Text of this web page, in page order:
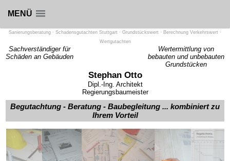
MENÜ
Sanierungsberatung · Schadensgutachten Stuttgart · Grundstückswert · Berechnung Verkehrswert ·
Wertgutachten
Sachverständiger für
Schäden an Gebäuden
Wertermittlung von
bebauten und unbebauten
Grundstücken
Stephan Otto
Dipl.-Ing. Architekt
Regierungsbaumeister
Begutachtung - Beratung - Baubegleitung ... kombiniert zu
Ihrem Vorteil